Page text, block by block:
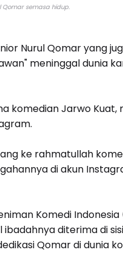
Qomar semasa hidup.
Nurul Qomar yang
meninggal dunia
komedian Jarwo Kuat,
ke rahmatullah
di akun
Komedi
diterima di
Qomar di dunia